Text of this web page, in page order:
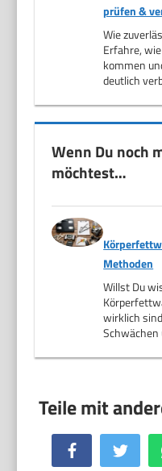
prüfen &
Wie
Erfahre,
kommen
deutlich
Wenn Du noch
möchtest…
Methoden
Willst Du
wirklich
Facebook Twitter